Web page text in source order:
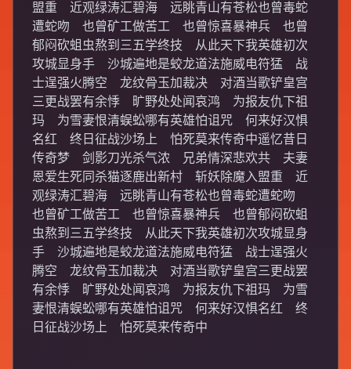
盟重 近观绿涛汇碧海 远眺青山有苍松也曾毒蛇
遭蛇吻 也曾矿工做苦工 也曾惊喜暴神兵 也曾
郁闷砍蛆虫熬到三五学终技 从此天下我英雄初次
攻城显身手 沙城遍地是蛟龙道法施威电符猛 战
士逞强火腾空 龙纹骨玉加裁决 对酒当歌铲皇宫
三更战罢有余悸 旷野处处闻哀鸿 为报友仇下祖
玛 为雪妻恨清蜈蚣哪有英雄怕诅咒 何来好汉惧
名红 终日征战沙场上 怕死莫来传奇中遥忆昔日
传奇梦 剑影刀光杀气浓 兄弟情深悲欢共 夫妻
恩爱生死同杀猫逐鹿出新村 斩妖除魔入盟重 近
观绿涛汇碧海 远眺青山有苍松也曾毒蛇遭蛇吻
也曾矿工做苦工 也曾惊喜暴神兵 也曾郁闷砍蛆
虫熬到三五学终技 从此天下我英雄初次攻城显身
手 沙城遍地是蛟龙道法施威电符猛 战士逞强火
腾空 龙纹骨玉加裁决 对酒当歌铲皇宫三更战罢
有余悸 旷野处处闻哀鸿 为报友仇下祖玛 为雪
妻恨清蜈蚣哪有英雄怕诅咒 何来好汉惧名红 终
日征战沙场上 怕死莫来传奇中